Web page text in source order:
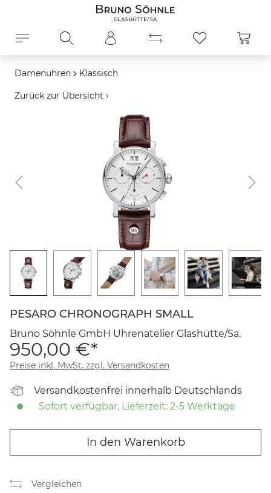
Damenuhren Klassisch
Zurück zur Übersicht ›
Bildergalerie überspringen
PESARO CHRONOGRAPH SMALL
Bruno Söhnle GmbH Uhrenatelier Glashütte/Sa.
950,00 €*
Preise inkl. MwSt. zzgl. Versandkosten
Versandkostenfrei innerhalb Deutschlands
Sofort verfügbar, Lieferzeit: 2-5 Werktage
In den Warenkorb
Vergleichen